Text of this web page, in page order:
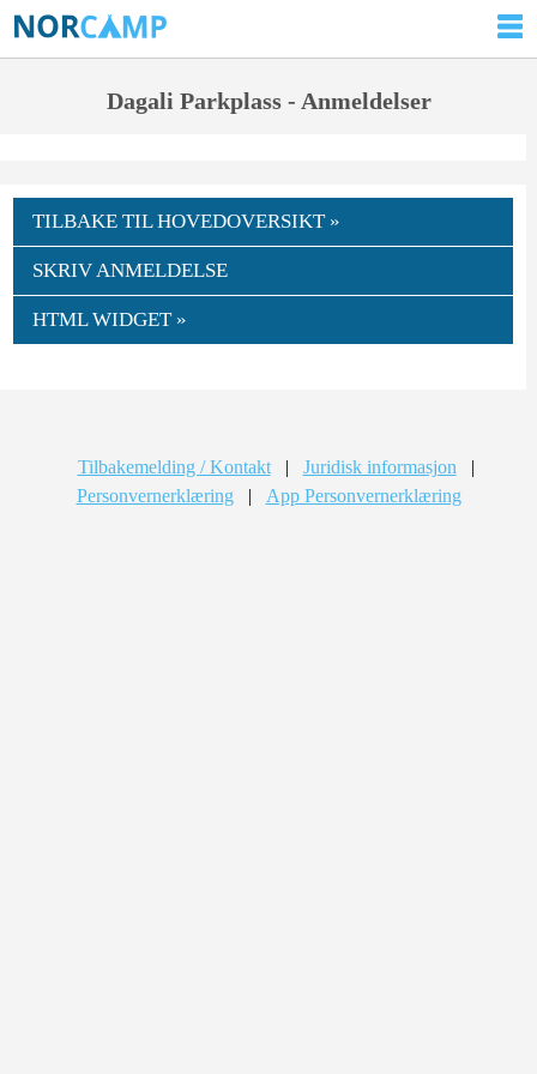
Dagali Parkplass - Anmeldelser
TILBAKE TIL HOVEDOVERSIKT »
SKRIV ANMELDELSE
HTML WIDGET »
Tilbakemelding / Kontakt | Juridisk informasjon
|
Personvernerklæring
| App Personvernerklæring